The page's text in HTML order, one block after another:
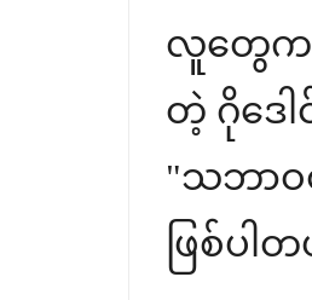
လူတွေက
တဲ့ ဂိုဒေ
"သဘာဝ
ဖြစ်ပါ